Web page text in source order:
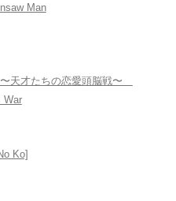
Man
天才たちの恋愛頭脳戦〜
War
Ko]